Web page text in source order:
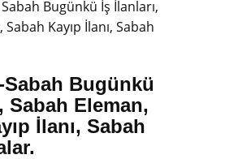
Bugünkü İş İlanları,
Kayıp İlanı, Sabah
Sabah Bugünkü
Sabah Eleman,
İlanı, Sabah